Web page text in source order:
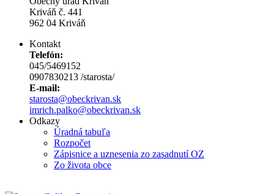
Kriváň č. 441
962 04 Kriváň
Kontakt
Telefón:
045/5469152
0907830213 /starosta/
E-mail:
starosta@obeckrivan.sk
imrich.palko@obeckrivan.sk
Odkazy
Úradná tabuľa
Rozpočet
Zápisnice a uznesenia zo zasadnutí OZ
Zo života obce